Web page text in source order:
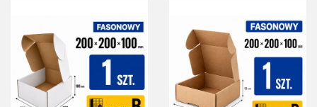
Do końca promocji
pozostało
promocji
pozostało